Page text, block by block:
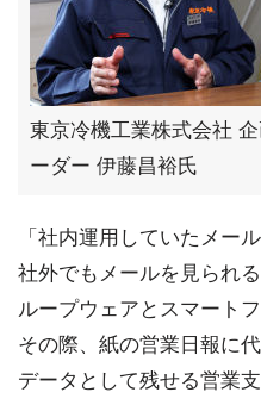
東京冷機工業株式会社
ーダー 伊藤昌裕氏
「社内運用していたメー
社外でもメールを見られ
ループウェアとスマート
その際、紙の営業日報に
データとして残せる営業